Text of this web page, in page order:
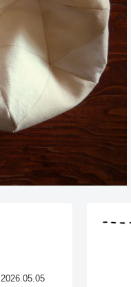
2026.05.05